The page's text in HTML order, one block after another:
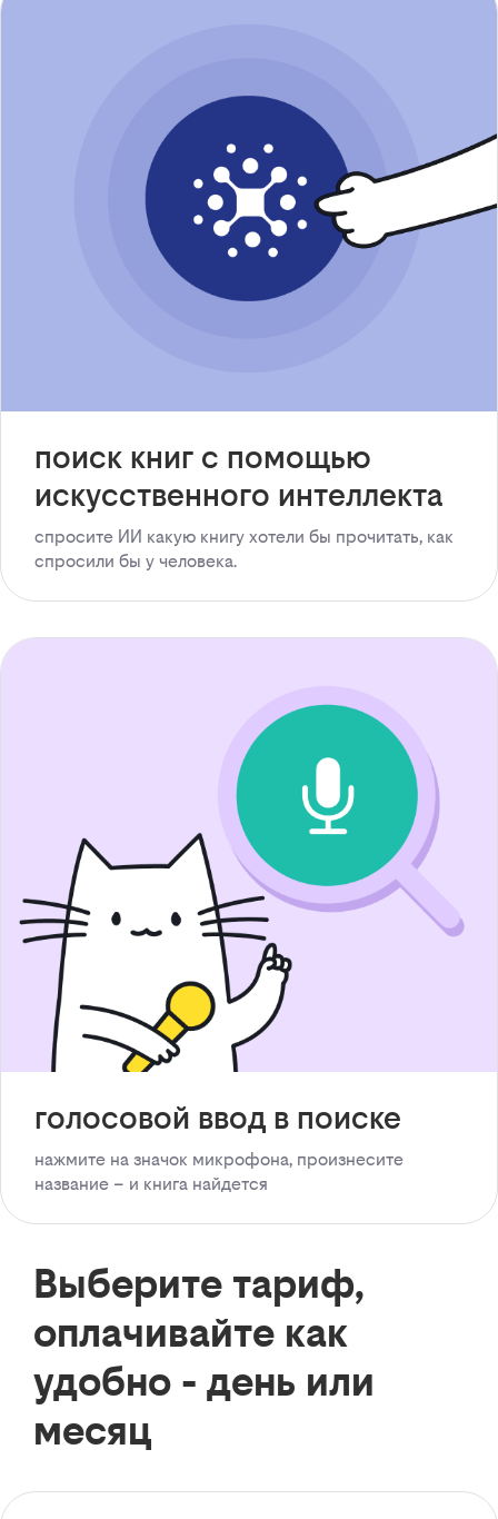
поиск книг с помощью
искусственного интеллекта
спросите ИИ какую книгу хотели бы прочитать, как
спросили бы у человека.
голосовой ввод в поиске
нажмите на значок микрофона, произнесите
название – и книга найдется
Выберите тариф,
оплачивайте как
удобно - день или
месяц